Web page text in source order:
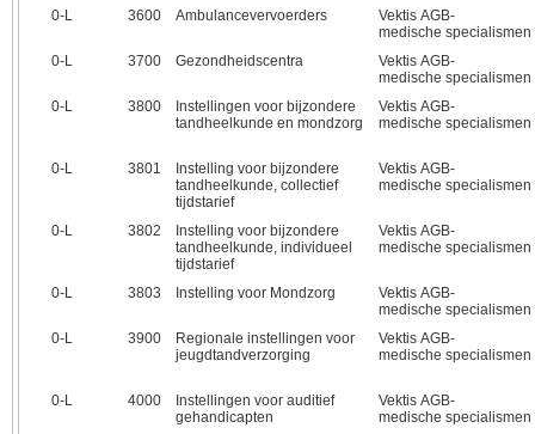
0‑L
3600 Ambulancevervoerders
Vektis AGB-
medische specialismen
0‑L
3700 Gezondheidscentra
Vektis AGB-
medische specialismen
0‑L
3800
Instellingen voor bijzondere
tandheelkunde en mondzorg
Vektis AGB-
medische specialismen
0‑L 3801
Instelling voor bijzondere
tandheelkunde, collectief
tijdstarief
Vektis AGB-
medische specialismen
0‑L 3802
Instelling voor bijzondere
tandheelkunde, individueel
tijdstarief
Vektis AGB-
medische specialismen
0‑L 3803 Instelling voor Mondzorg
Vektis AGB-
medische specialismen
0‑L
3900
Regionale instellingen voor
jeugdtandverzorging
Vektis AGB-
medische specialismen
0‑L 4000
Instellingen voor auditief
gehandicapten
Vektis AGB-
medische specialismen